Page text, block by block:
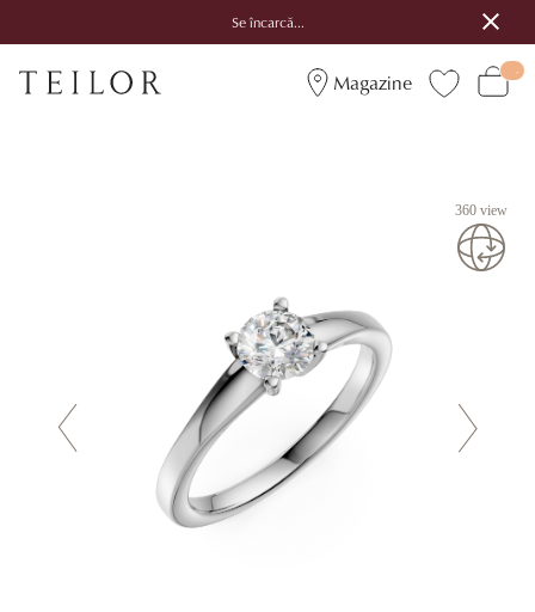
Se încarcă...
Magazine
360 view